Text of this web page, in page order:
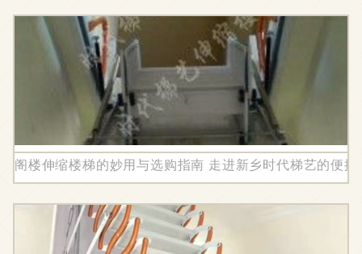
阁楼伸缩楼梯的妙用与选购指南 走进新乡时代梯艺的便捷